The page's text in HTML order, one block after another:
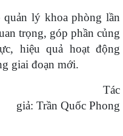
lý khoa phòng lần
trọng, góp phần củng
hiệu quả hoạt động
giai đoạn mới.
giả: Trần Quốc Phong